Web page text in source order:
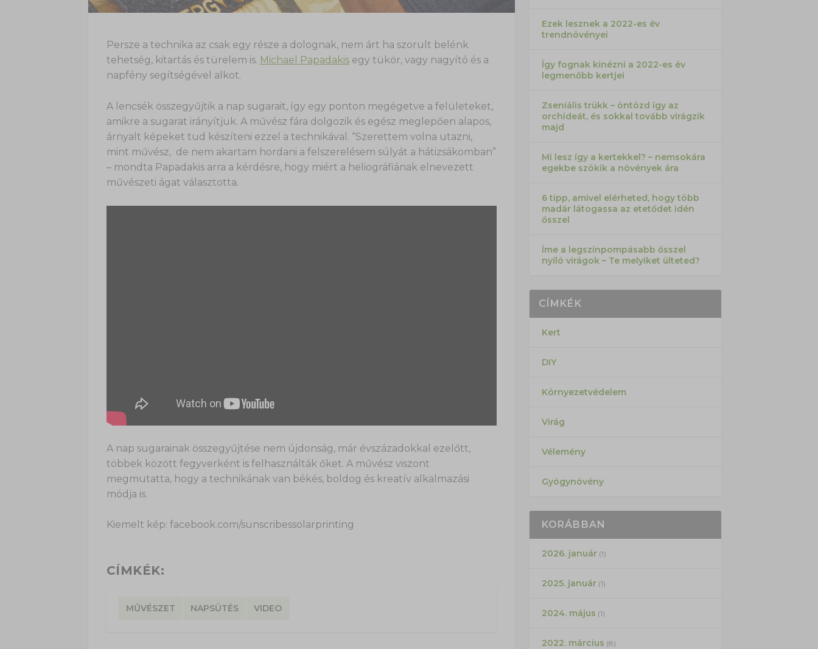
Persze a technika az csak egy része a dolognak, nem árt ha szorult belénk
tehetség, kitartás és türelem is. Michael Papadakisegy tükör, vagy nagyító és a
napfény segítségével alkot.
A lencsék összegyűjtik a nap sugarait, így egy ponton megégetve a felületeket,
amikre a sugarat irányítjuk. A művész fára dolgozik és egész meglepően alapos,
árnyalt képeket tud készíteni ezzel a technikával. “Szerettem volna utazni,
mint művész, de nem akartam hordani a felszerelésem súlyát a hátizsákomban”
– mondta Papadakis arra a kérdésre, hogy miért a heliográfiának elnevezett
művészeti ágat választotta.
A nap sugarainak összegyűjtése nem újdonság, már évszázadokkal ezelőtt,
többek között fegyverként is felhasználták őket. A művész viszont
megmutatta, hogy a technikának van békés, boldog és kreatív alkalmazási
módja is.
Kiemelt kép: facebook.com/sunscribessolarprinting
CÍMKÉK:
MŰVÉSZET NAPSÜTÉS VIDEO
Ezek lesznek a 2022-es év
trendnövényei
Így fognak kinézni a 2022-es év
legmenőbb kertjei
Zseniális trükk – öntözd így az
orchideát, és sokkal tovább virágzik
majd
Mi lesz így a kertekkel? – nemsokára
egekbe szökik a növények ára
6 tipp, amivel elérheted, hogy több
madár látogassa az etetődet idén
ősszel
Íme a legszínpompásabb ősszel
nyíló virágok – Te melyiket ülteted?
CÍMKÉK
Kert
DIY
Környezetvédelem
Virág
Vélemény
Gyógynövény
KORÁBBAN
2026. január(1)
2025. január(1)
2024. május (1)
2022. március (8)